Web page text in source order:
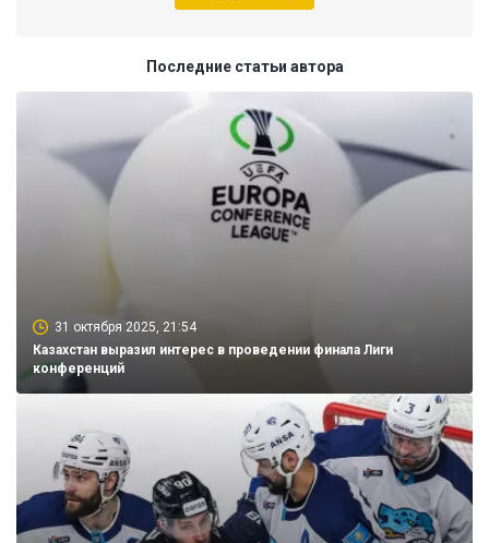
Последние статьи автора
31 октября 2025, 21:54
Казахстан выразил интерес в проведении финала Лиги
конференций